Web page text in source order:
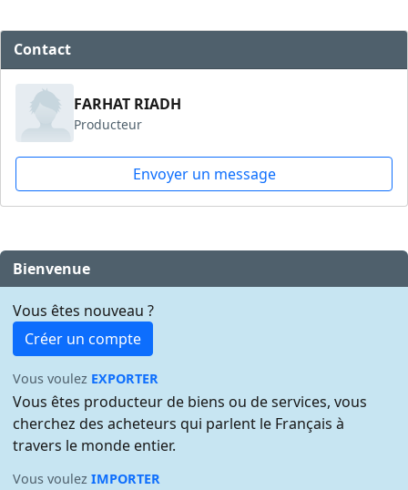
Contact
FARHAT RIADH
Producteur
Envoyer un message
Bienvenue
Vous êtes nouveau ?
Créer un compte
Vous voulez EXPORTER
Vous êtes producteur de biens ou de services, vous
cherchez des acheteurs qui parlent le Français à
travers le monde entier.
Vous voulezIMPORTER